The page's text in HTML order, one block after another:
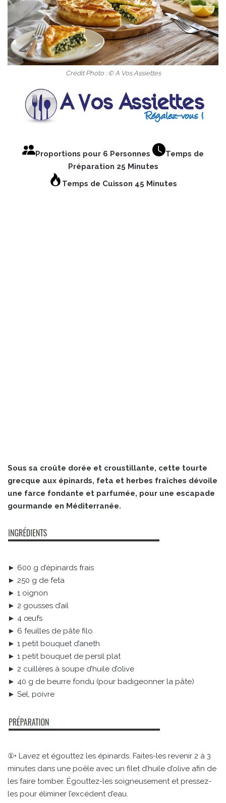
Crédit Photo : © A Vos Assiettes
Proportions pour 6 Personnes
Temps de
Préparation 25 Minutes
Temps de Cuisson 45 Minutes
Sous sa croûte dorée et croustillante, cette tourte
grecque aux épinards, feta et herbes fraîches dévoile
une farce fondante et parfumée, pour une escapade
gourmande en Méditerranée.
► 600 g d’épinards frais
► 250 g de feta
► 1 oignon
► 2 gousses d’ail
► 4 œufs
► 6 feuilles de pâte filo
► 1 petit bouquet d’aneth
► 1 petit bouquet de persil plat
► 2 cuillères à soupe d’huile d’olive
► 40 g de beurre fondu (pour badigeonner la pâte)
► Sel, poivre
①• Lavez et égouttez les épinards. Faites-les revenir 2 à 3
minutes dans une poêle avec un filet d’huile d’olive afin de
les faire tomber. Égouttez-les soigneusement et pressez-
les pour éliminer l’excédent d’eau.